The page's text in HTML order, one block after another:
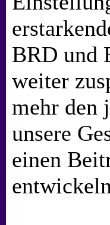
BRD und
weiter
mehr den
unsere
einen